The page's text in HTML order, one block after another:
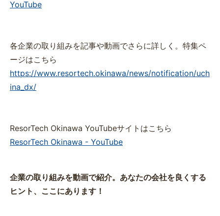
YouTube
各企業の取り組みを記事や動画でさらに詳しく。特集ペ
ージはこちら
https://www.resortech.okinawa/news/notification/uch
ina_dx/
ResorTech Okinawa YouTubeサイトはこちら
ResorTech Okinawa - YouTube
企業の取り組みを動画で紹介。あなたの会社を良くする
ヒント、ここにあります！